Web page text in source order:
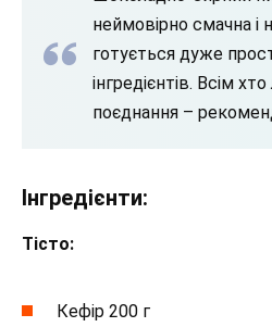
неймовірно смачна і
готується дуже
інгредієнтів. Всім
поєднання –
Інгредієнти:
Тісто:
Кефір 200 г